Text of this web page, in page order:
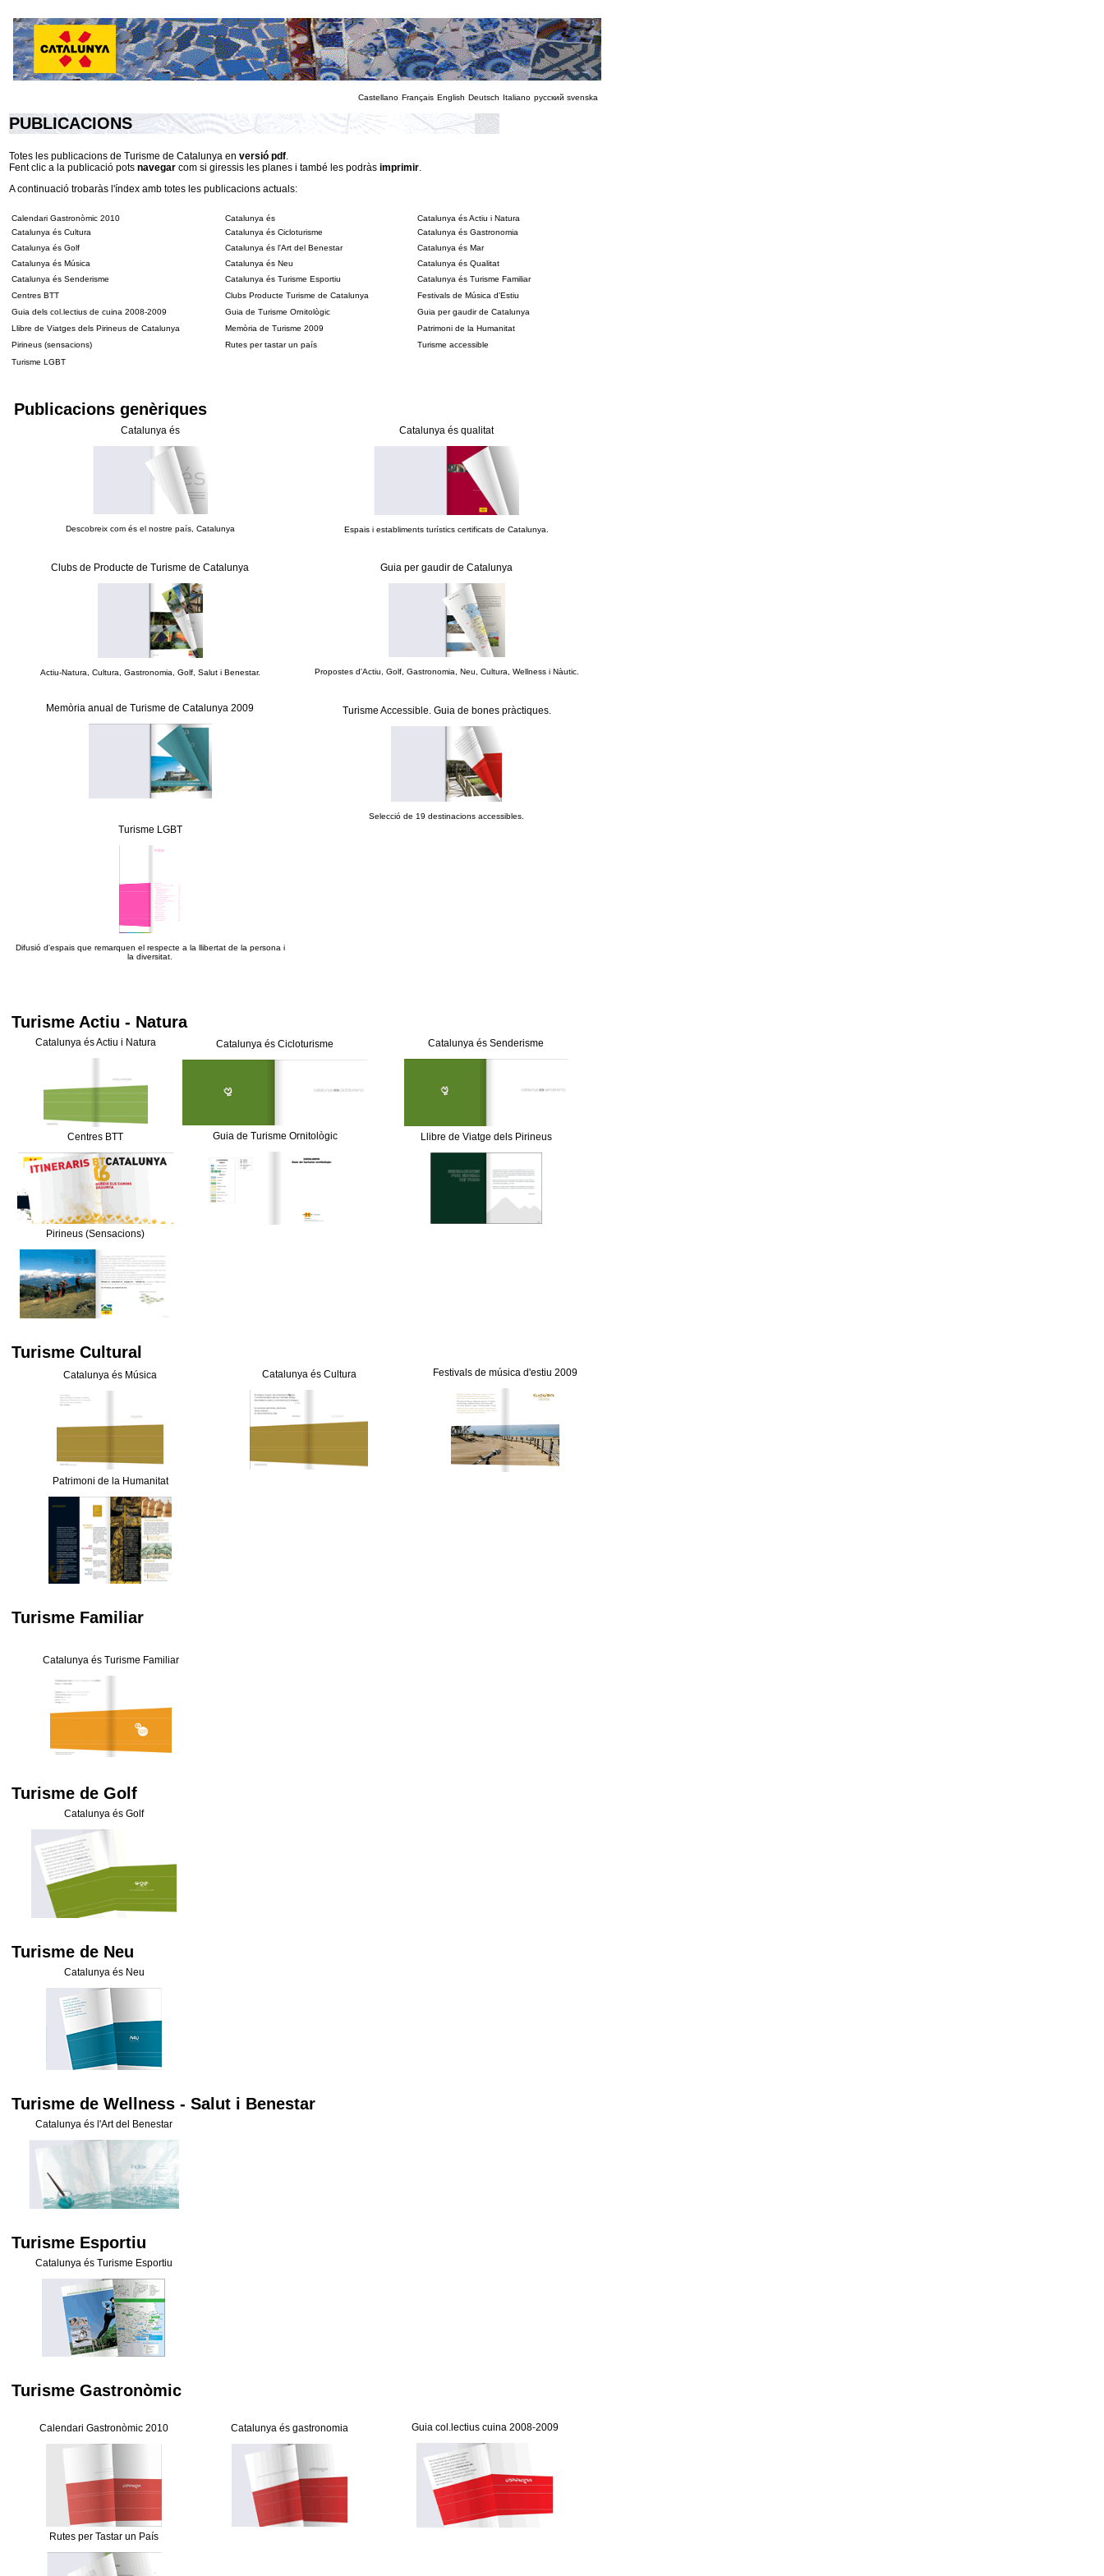
Castellano Français English Deutsch Italiano русский svenska
PUBLICACIONS
Totes les publicacions de Turisme de Catalunya en versió pdf.
Fent clic a la publicació pots navegar com si giressis les planes i també les podràs imprimir.
A continuació trobaràs l'índex amb totes les publicacions actuals:
Calendari Gastronòmic 2010 Catalunya és
Catalunya és Actiu i Natura
Catalunya és Cultura
Catalunya és Cicloturisme
Catalunya és Gastronomia
Catalunya és Golf
Catalunya és l'Art del Benestar
Catalunya és Mar
Catalunya és Música
Catalunya és Neu
Catalunya és Qualitat
Catalunya és Senderisme
Catalunya és Turisme Esportiu
Catalunya és Turisme Familiar
Centres BTT
Clubs Producte Turisme de Catalunya
Festivals de Música d'Estiu
Guia dels col.lectius de cuina 2008-2009
Guia de Turisme Ornitològic
Guia per gaudir de Catalunya
Llibre de Viatges dels Pirineus de Catalunya
Memòria de Turisme 2009
Patrimoni de la Humanitat
Pirineus (sensacions)
Rutes per tastar un país
Turisme accessible
Turisme LGBT
Publicacions genèriques
Catalunya és
Descobreix com és el nostre país, Catalunya
Catalunya és qualitat
Espais i establiments turístics certificats de Catalunya.
Clubs de Producte de Turisme de Catalunya
Actiu-Natura, Cultura, Gastronomia, Golf, Salut i Benestar.
Guia per gaudir de Catalunya
Propostes d'Actiu, Golf, Gastronomia, Neu, Cultura, Wellness i Nàutic.
Memòria anual de Turisme de Catalunya 2009 Turisme Accessible. Guia de bones pràctiques.
Selecció de 19 destinacions accessibles.
Turisme LGBT
Difusió d'espais que remarquen el respecte a la llibertat de la persona i
la diversitat.
Turisme Actiu - Natura
Catalunya és Actiu i Natura Catalunya és Cicloturisme Catalunya és Senderisme
Centres BTT Guia de Turisme Ornitològic Llibre de Viatge dels Pirineus
Pirineus (Sensacions)
Turisme Cultural
Catalunya és Música Catalunya és Cultura Festivals de música d'estiu 2009
Patrimoni de la Humanitat
Turisme Familiar
Catalunya és Turisme Familiar
Turisme de Golf
Catalunya és Golf
Turisme de Neu
Catalunya és Neu
Turisme de Wellness - Salut i Benestar
Catalunya és l'Art del Benestar
Turisme Esportiu
Catalunya és Turisme Esportiu
Turisme Gastronòmic
Calendari Gastronòmic 2010 Catalunya és gastronomia Guia col.lectius cuina 2008-2009
Rutes per Tastar un País